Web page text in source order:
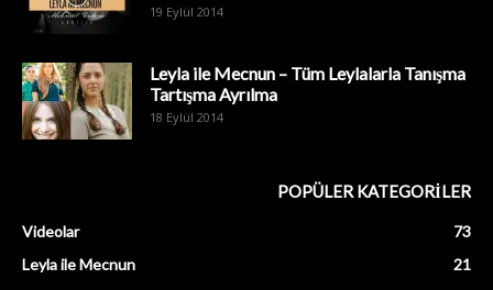
19 Eylül 2014
Leyla ile Mecnun – Tüm Leylalarla Tanışma
Tartışma Ayrılma
18 Eylül 2014
POPÜLER KATEGORİLER
Videolar
73
Leyla ile Mecnun
21